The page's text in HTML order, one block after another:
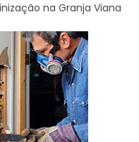
na Granja Viana